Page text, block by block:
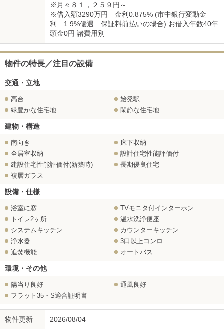
※月々８１，２５９円～
※借入額3290万円 金利0.875% (市中銀行変動金
利 1.9%優遇 保証料前払いの場合) お借入年数40年
頭金0円 諸費用別
物件の特長／注目の設備
交通・立地
高台
始発駅
緑豊かな住宅地
閑静な住宅地
建物・構造
南向き
床下収納
全居室収納
設計住宅性能評価付
建設住宅性能評価付(新築時)
長期優良住宅
複層ガラス
設備・仕様
浴室に窓
TVモニタ付インターホン
トイレ2ヶ所
温水洗浄便座
システムキッチン
カウンターキッチン
浄水器
3口以上コンロ
追焚機能
オートバス
環境・その他
陽当り良好
通風良好
フラット35・S適合証明書
物件更新 2026/08/04